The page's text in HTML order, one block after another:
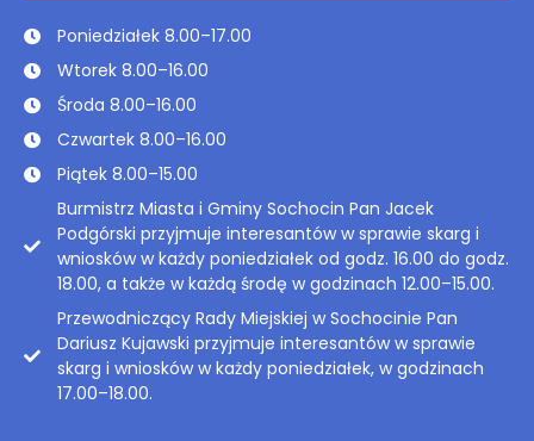
Poniedziałek 8.00–17.00
Wtorek 8.00–16.00
Środa 8.00–16.00
Czwartek 8.00–16.00
Piątek 8.00–15.00
Burmistrz Miasta i Gminy Sochocin Pan Jacek
Podgórski przyjmuje interesantów w sprawie skarg i
wniosków w każdy poniedziałek od godz. 16.00 do godz.
18.00, a także w każdą środę w godzinach 12.00–15.00.
Przewodniczący Rady Miejskiej w Sochocinie Pan
Dariusz Kujawski przyjmuje interesantów w sprawie
skarg i wniosków w każdy poniedziałek, w godzinach
17.00–18.00.